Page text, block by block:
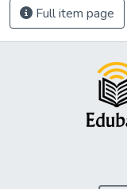
Full item page